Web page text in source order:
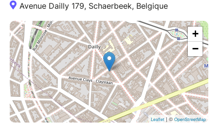
Avenue Dailly 179, Schaerbeek, Belgique
+
−
Leaflet| ©OpenStreetMap